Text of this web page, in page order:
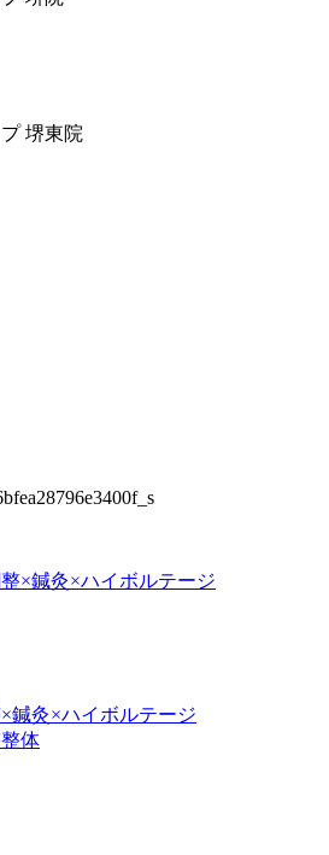
堺東院
鍼灸×ハイボルテージ
体